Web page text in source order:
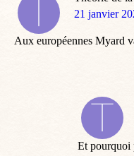
dit
21 janvier
Aux européennes Myard
Et pourquoi